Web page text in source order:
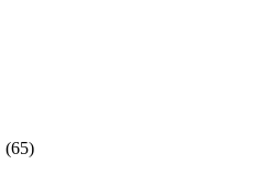
(65)